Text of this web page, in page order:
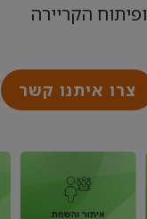
ופיתוח הקריירה
צרו איתנו קשר